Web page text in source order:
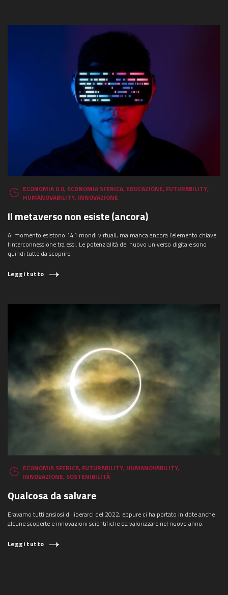
ECONOMIA 0.0, ECONOMIA SFERICA, EDUCAZIONE, FUTURABILITY,
HUMANOVABILITY, INNOVAZIONE
Il metaverso non esiste (ancora)
Al momento esistono 141 mondi virtuali, ma manca ancora l’elemento chiave:
l’interconnessione tra essi. Le potenzialità del nuovo universo digitale sono
quindi tutte da scoprire.
Leggi tutto
ECONOMIA SFERICA, FUTURABILITY, HUMANOVABILITY,
INNOVAZIONE, SOSTENIBILITÀ
Qualcosa da salvare
Eravamo tutti ansiosi di liberarci del 2022, eppure ci ha portato in dote anche
alcune scoperte e innovazioni scientifiche da valorizzare nel nuovo anno.
Leggi tutto